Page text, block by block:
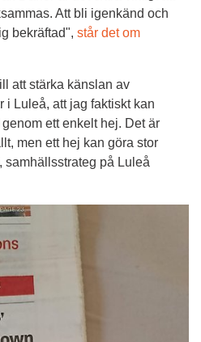
Att bli igenkänd och
bekräftad", står det om
till annan webbplats, öppnas i
att stärka känslan av
i Luleå, att jag faktiskt kan
ett enkelt hej. Det är
men ett hej kan göra stor
samhällsstrateg på Luleå